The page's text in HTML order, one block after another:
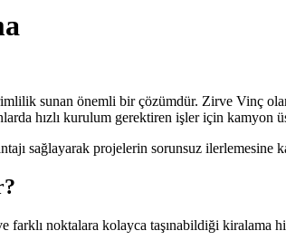
sunan önemli bir çözümdür. Zirve Vinç
hızlı kurulum gerektiren işler için kamyon
sağlayarak projelerin sorunsuz ilerlemesine
farklı noktalara kolayca taşınabildiği kiralama